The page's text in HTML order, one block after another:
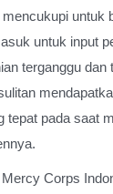
untuk
untuk input
terganggu dan
tepat pada saat
Corps